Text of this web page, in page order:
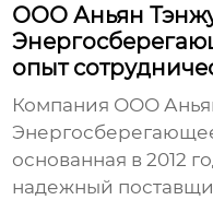
ООО Аньян
опыт
Компания ООО
основанная в 2012
надежный